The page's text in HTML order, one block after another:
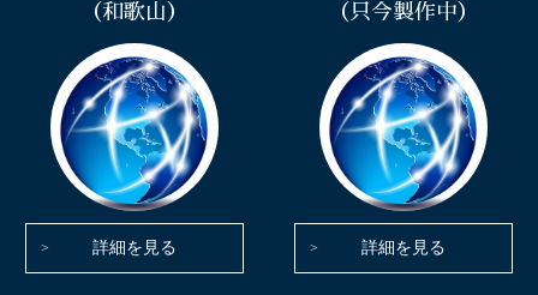
（和歌山）
詳細を見る
（只今製作中）
詳細を見る